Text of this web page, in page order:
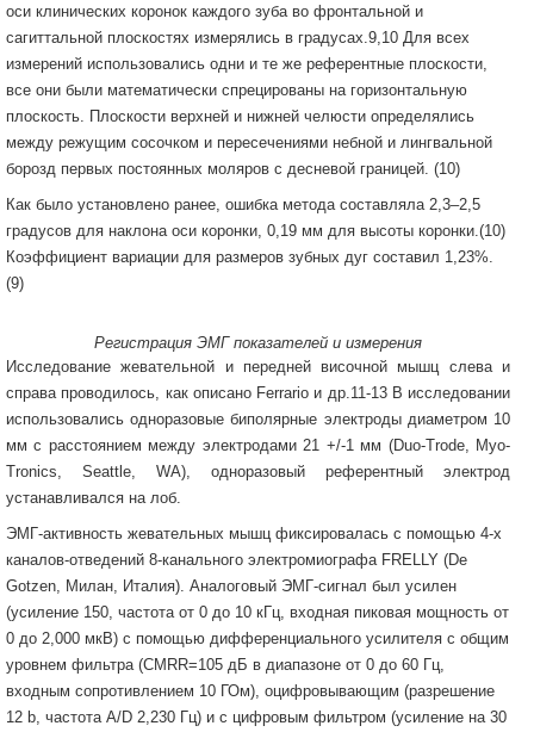
оси клинических коронок каждого зуба во фронтальной и
сагиттальной плоскостях измерялись в градусах.9,10 Для всех
измерений использовались одни и те же референтные плоскости,
все они были математически спрецированы на горизонтальную
плоскость. Плоскости верхней и нижней челюсти определялись
между режущим сосочком и пересечениями небной и лингвальной
борозд первых постоянных моляров с десневой границей. (10)
Как было установлено ранее, ошибка метода составляла 2,3–2,5
градусов для наклона оси коронки, 0,19 мм для высоты коронки.(10)
Коэффициент вариации для размеров зубных дуг составил 1,23%.
(9)
Регистрация ЭМГ показателей и измерения
Исследование жевательной и передней височной мышц слева и
справа проводилось, как описано Ferrario и др.11-13 В исследовании
использовались одноразовые биполярные электроды диаметром 10
мм с расстоянием между электродами 21 +/-1 мм (Duo-Trode, Myo-
Tronics, Seattle, WA), одноразовый референтный электрод
устанавливался на лоб.
ЭМГ-активность жевательных мышц фиксировалась с помощью 4-х
каналов-отведений 8-канального электромиографа FRELLY (De
Gotzen, Милан, Италия). Аналоговый ЭМГ-сигнал был усилен
(усиление 150, частота от 0 до 10 кГц, входная пиковая мощность от
0 до 2,000 мкВ) с помощью дифференциального усилителя с общим
уровнем фильтра (CMRR=105 дБ в диапазоне от 0 до 60 Гц,
входным сопротивлением 10 ГОм), оцифровывающим (разрешение
12 b, частота A/D 2,230 Гц) и с цифровым фильтром (усиление на 30